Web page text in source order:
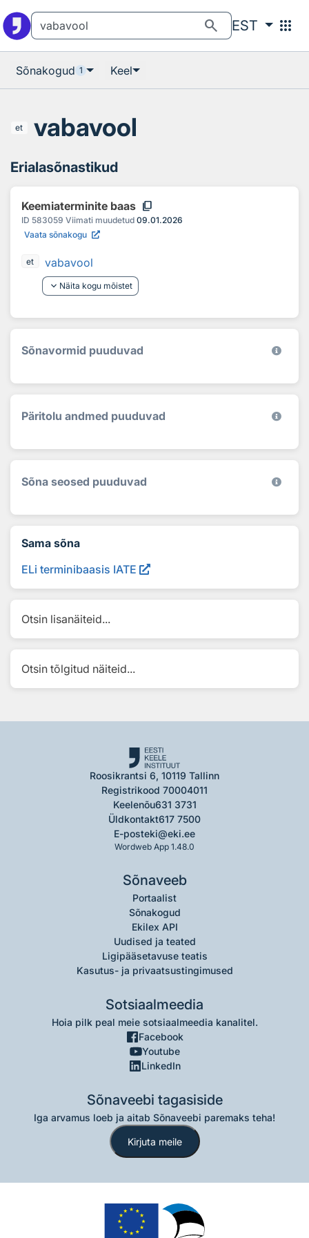
search EST apps
Sõnakogud 1 Keel
et vabavool
Erialasõnastikud
Keemiaterminite baas content_copy
ID 583059 Viimati muudetud 09.01.2026
Vaata sõnakogu
et
vabavool
keyboard_arrow_down Näita kogu mõistet
Sõnavormid puuduvad
Päritolu andmed puuduvad
Sõna seosed puuduvad
Sama sõna
ELi terminibaasis IATE
Otsin lisanäiteid...
Otsin tõlgitud näiteid...
Roosikrantsi 6, 10119 Tallinn
Registrikood 70004011
Keelenõu631 3731
Üldkontakt617 7500
E-posteki@eki.ee
Wordweb App 1.48.0
Sõnaveeb
Portaalist
Sõnakogud
Ekilex API
Uudised ja teated
Ligipääsetavuse teatis
Kasutus- ja privaatsustingimused
Sotsiaalmeedia
Hoia pilk peal meie sotsiaalmeedia kanalitel.
Facebook
Youtube
LinkedIn
Sõnaveebi tagasiside
Iga arvamus loeb ja aitab Sõnaveebi paremaks teha!
Kirjuta meile